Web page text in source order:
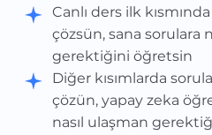
Canlı ders ilk
çözsün, sana sorulara
gerektiğini öğretsin
Diğer kısımlarda
çözün, yapay zeka
nasıl ulaşman